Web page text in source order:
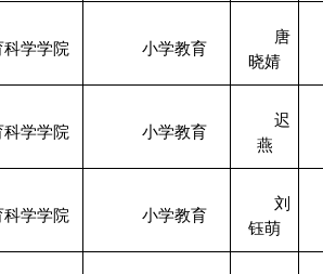
科学学院 小学教育
唐
晓婧
科学学院 小学教育
迟
燕
科学学院 小学教育
刘
钰萌